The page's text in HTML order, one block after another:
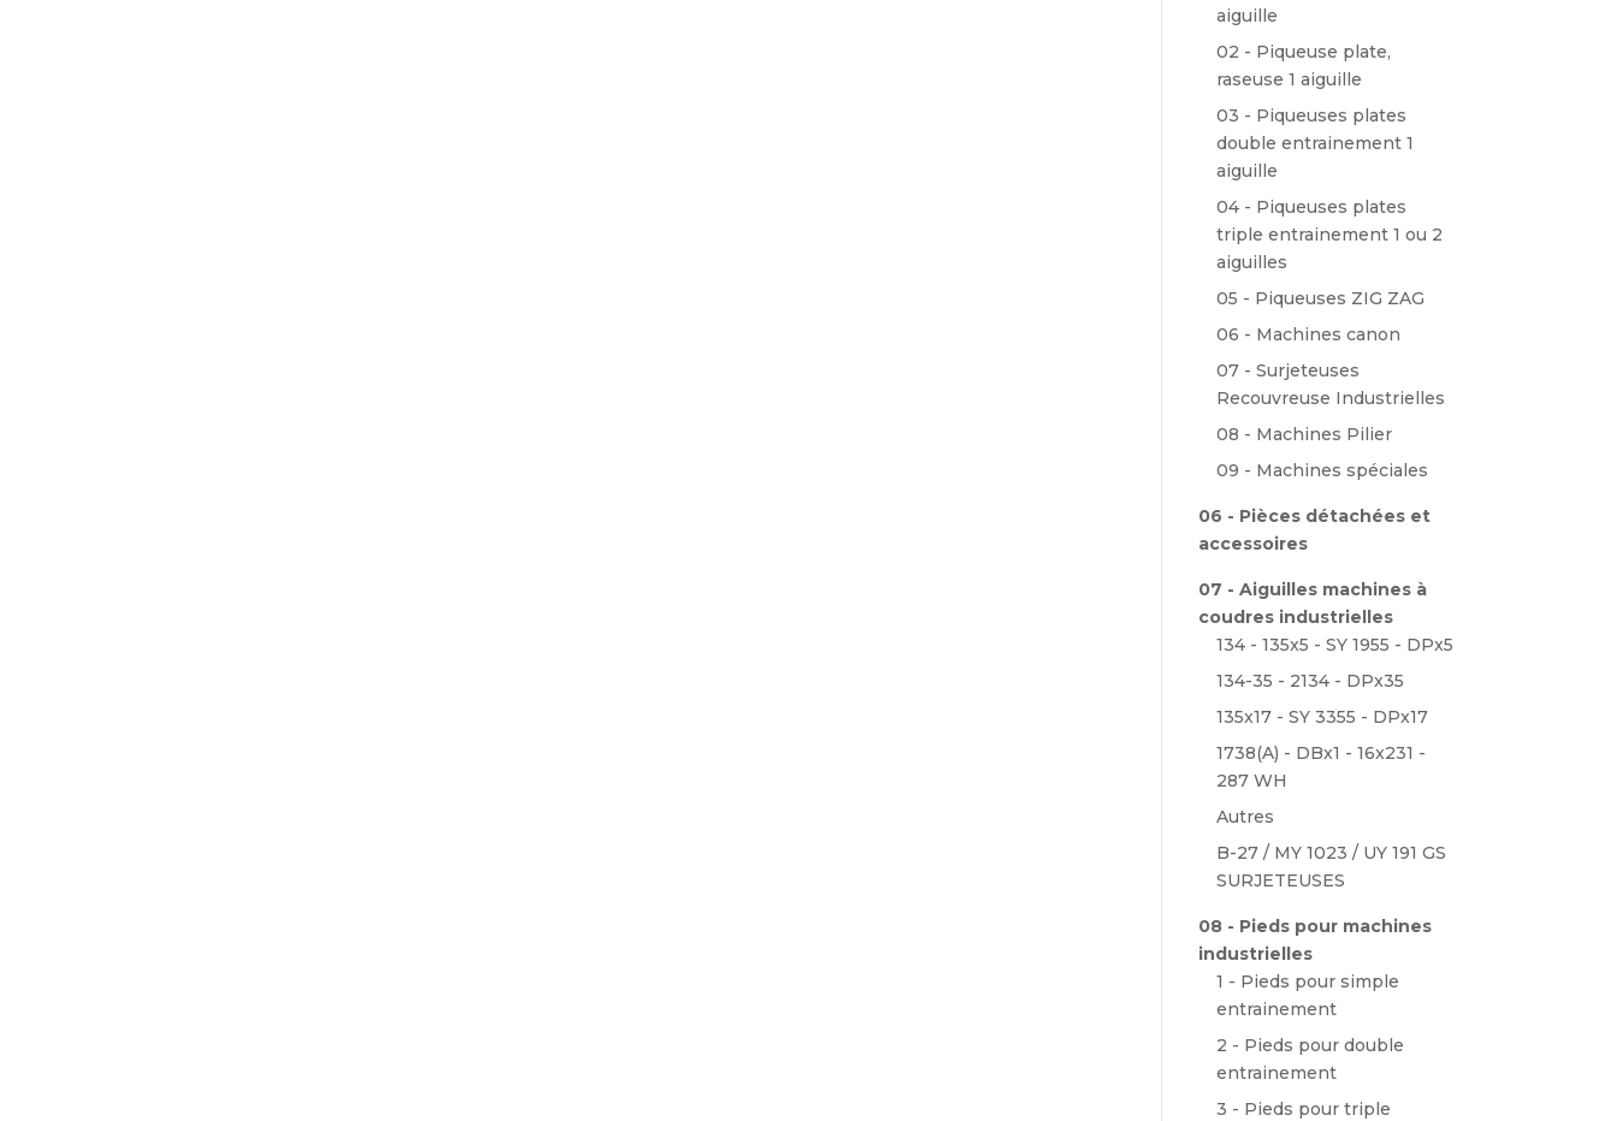
aiguille
02 - Piqueuse plate,
raseuse 1 aiguille
03 - Piqueuses plates
double entrainement 1
aiguille
04 - Piqueuses plates
triple entrainement 1 ou 2
aiguilles
05 - Piqueuses ZIG ZAG
06 - Machines canon
07 - Surjeteuses
Recouvreuse Industrielles
08 - Machines Pilier
09 - Machines spéciales
06 - Pièces détachées et
accessoires
07 - Aiguilles machines à
coudres industrielles
134 - 135x5 - SY 1955 - DPx5
134-35 - 2134 - DPx35
135x17 - SY 3355 - DPx17
1738(A) - DBx1 - 16x231 -
287 WH
Autres
B-27 / MY 1023 / UY 191 GS
SURJETEUSES
08 - Pieds pour machines
industrielles
1 - Pieds pour simple
entrainement
2 - Pieds pour double
entrainement
3 - Pieds pour triple